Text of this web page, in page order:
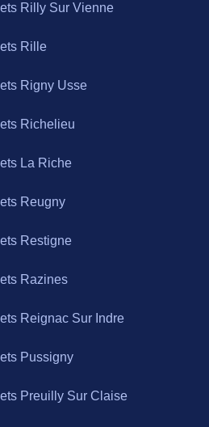
Rilly Sur Vienne
Rille
Rigny Usse
Richelieu
La Riche
Reugny
Restigne
Razines
Reignac Sur Indre
Pussigny
Preuilly Sur Claise